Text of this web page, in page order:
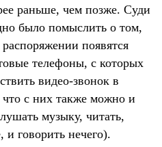
раньше, чем позже. Суди
было помыслить о том,
появятся
телефоны, с которых
видео-звонок в
с них также можно и
музыку, читать,
и говорить нечего).